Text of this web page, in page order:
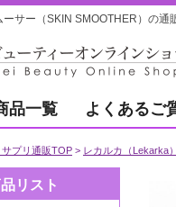
ーサー（SKIN SMOOTHER）の
品一覧 よくあるご
サプリ通販TOP レカルカ（Lekarka）
リスト